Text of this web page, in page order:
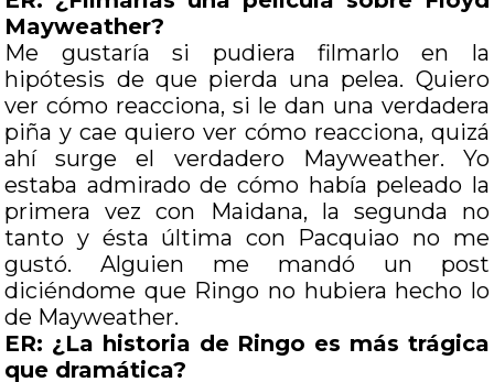
Mayweather?
Me gustaría si pudiera filmarlo en la
hipótesis de que pierda una pelea. Quiero
ver cómo reacciona, si le dan una verdadera
piña y cae quiero ver cómo reacciona, quizá
ahí surge el verdadero Mayweather. Yo
estaba admirado de cómo había peleado la
primera vez con Maidana, la segunda no
tanto y ésta última con Pacquiao no me
gustó. Alguien me mandó un post
diciéndome que Ringo no hubiera hecho lo
de Mayweather.
ER: ¿La historia de Ringo es más trágica
que dramática?